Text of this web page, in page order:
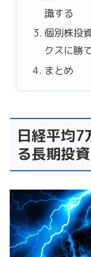
識する
個別株投
クスに勝
まとめ
日経平均7
る長期投